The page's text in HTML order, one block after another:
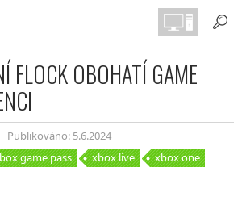
FLOCK OBOHATÍ GAME
Publikováno: 5.6.2024
game pass xbox live
xbox one